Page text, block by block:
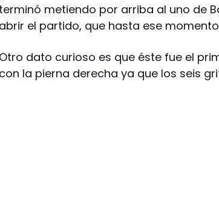
terminó metiendo por arriba al uno de
abrir el partido, que hasta ese
Otro dato curioso es que éste fue el
con la pierna derecha ya que los seis